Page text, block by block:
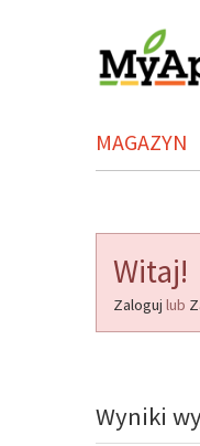
MAGAZYN
Witaj!
Zaloguj lub
Wyniki